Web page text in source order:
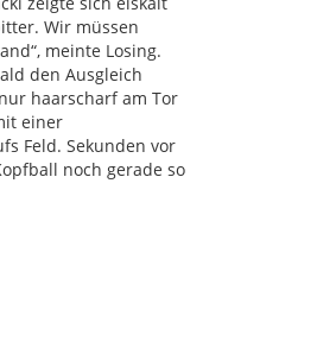
Wir müssen
meinte Losing.
den Ausgleich
haarscharf am Tor
einer
Feld. Sekunden vor
noch gerade so